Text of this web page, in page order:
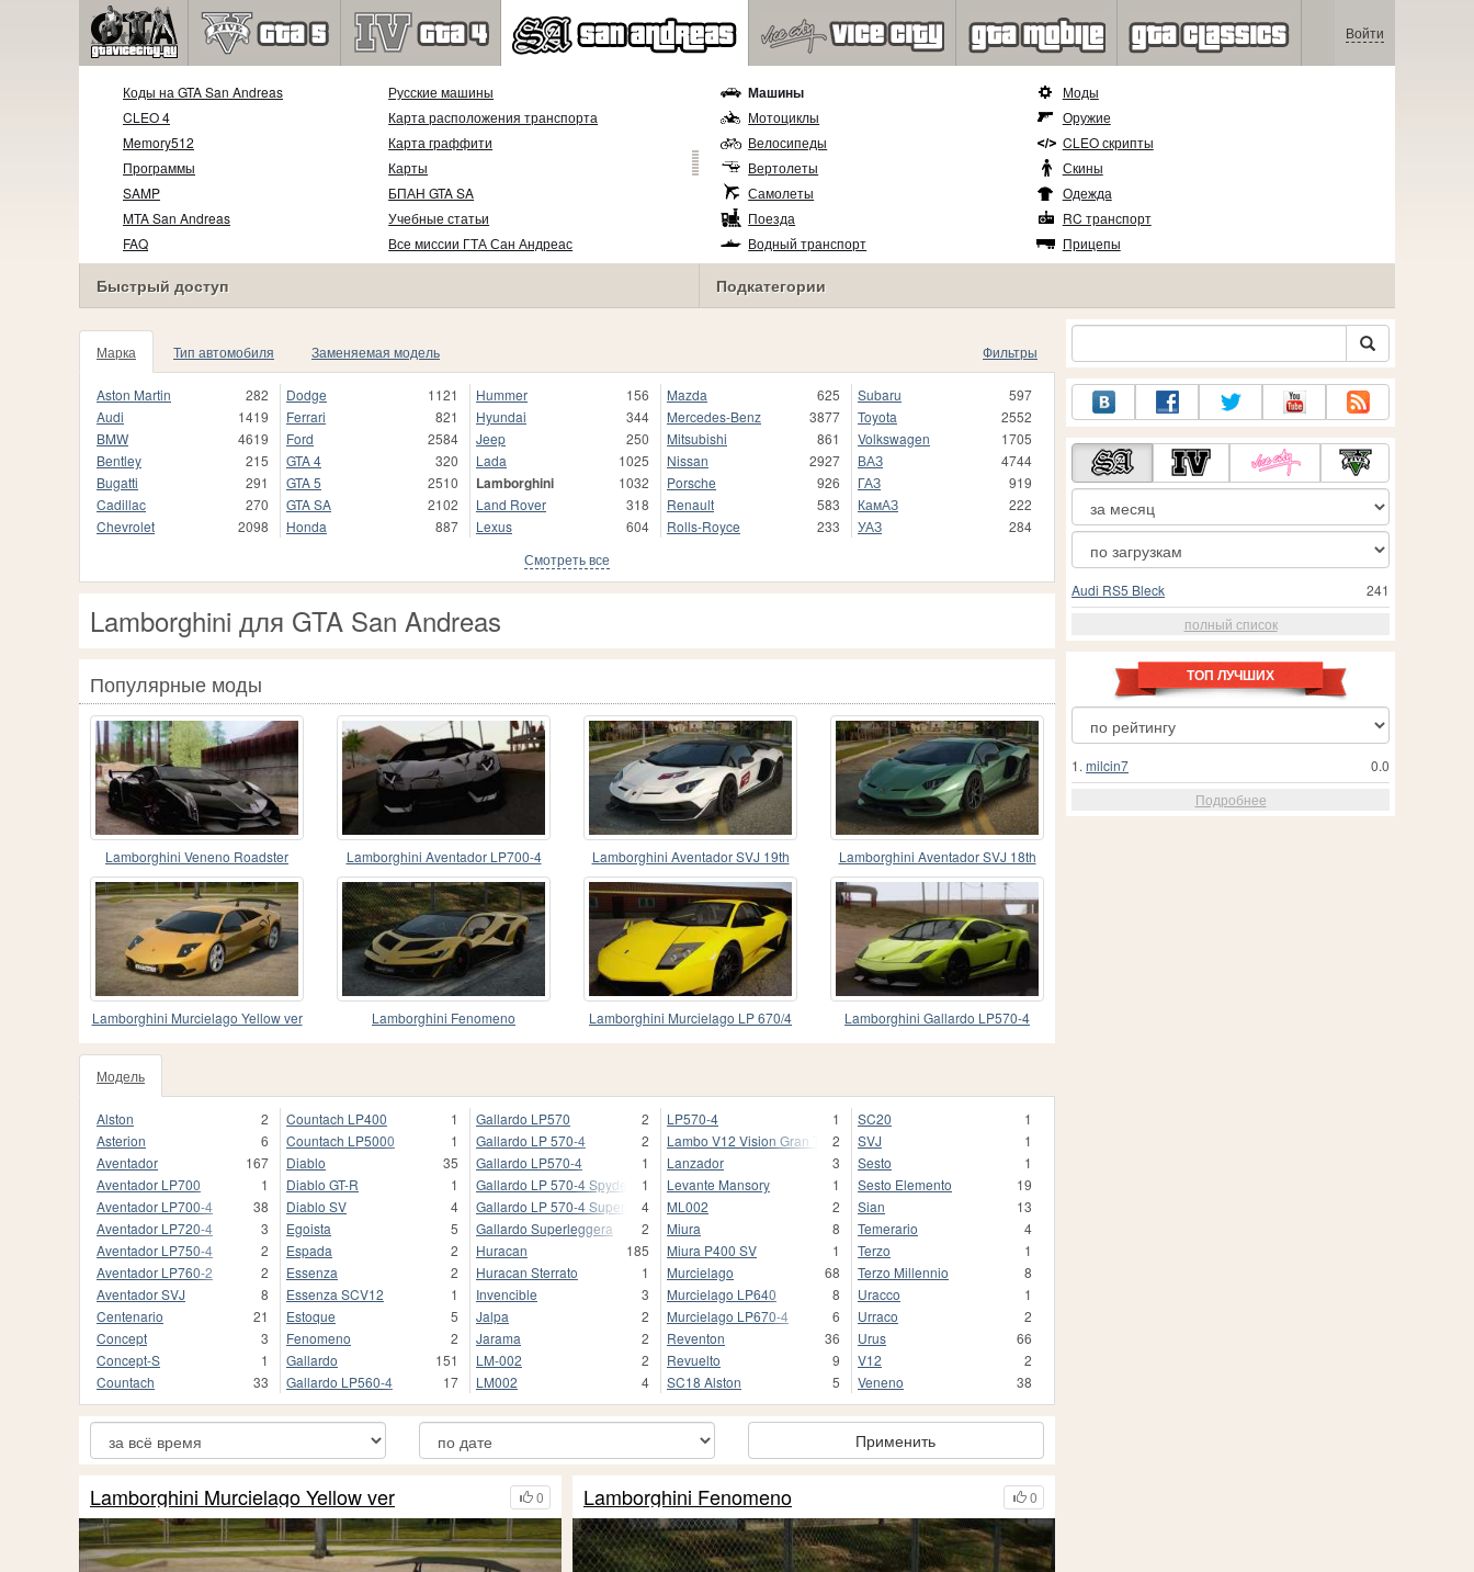
Войти
Коды на GTA San Andreas
CLEO 4
Memory512
Программы
SAMP
MTA San Andreas
FAQ
Русские машины
Карта расположения транспорта
Карта граффити
Карты
БПАН GTA SA
Учебные статьи
Все миссии ГТА Сан Андреас
Быстрый доступ
Машины
Мотоциклы
Велосипеды
Вертолеты
Самолеты
Поезда
Водный транспорт
Моды
Оружие
CLEO скрипты
Скины
Одежда
RC транспорт
Прицепы
Подкатегории
Марка Тип автомобиля Заменяемая модель Фильтры
Aston Martin
282
Audi
1419
BMW
4619
Bentley
215
Bugatti
291
Cadillac
270
Chevrolet
2098
Dodge
1121
Ferrari
821
Ford
2584
GTA 4
320
GTA 5
2510
GTA SA
2102
Honda
887
Hummer
156
Hyundai
344
Jeep
250
Lada
1025
Lamborghini
1032
Land Rover
318
Lexus
604
Mazda
625
Mercedes-Benz
3877
Mitsubishi
861
Nissan
2927
Porsche
926
Renault
583
Rolls-Royce
233
Subaru
597
Toyota
2552
Volkswagen
1705
ВАЗ
4744
ГАЗ
919
КамАЗ
222
УАЗ
284
Смотреть все
Lamborghini для GTA San Andreas
Популярные моды
Lamborghini Veneno Roadster
LP750-4 2014
Lamborghini Aventador LP700-4
2011
Lamborghini Aventador SVJ 19th Lamborghini Aventador SVJ 18th
Lamborghini Murcielago Yellow ver Lamborghini Fenomeno
Lamborghini Murcielago LP 670/4
Lamborghini Gallardo LP570-4
Модель
Alston
2
Asterion
6
Aventador
167
Aventador LP700
1
Aventador LP700-4
38
Aventador LP720-4
3
Aventador LP750-4
2
Aventador LP760-2
2
Aventador SVJ
8
Centenario
21
Concept
3
Concept-S
1
Countach
33
Countach LP400
1
Countach LP5000
1
Diablo
35
Diablo GT-R
1
Diablo SV
4
Egoista
5
Espada
2
Essenza
2
Essenza SCV12
1
Estoque
5
Fenomeno
2
Gallardo
151
Gallardo LP560-4
17
Gallardo LP570
2
Gallardo LP 570-4
2
Gallardo LP570-4
1
Gallardo LP 570-4 Spyder
1
Gallardo LP 570-4 Superleggera
4
Gallardo Superleggera
2
Huracan
185
Huracan Sterrato
1
Invencible
3
Jalpa
2
Jarama
2
LM-002
2
LM002
4
LP570-4
1
Lambo V12 Vision Gran Turismo
2
Lanzador
3
Levante Mansory
1
ML002
2
Miura
8
Miura P400 SV
1
Murcielago
68
Murcielago LP640
8
Murcielago LP670-4
6
Reventon
36
Revuelto
9
SC18 Alston
5
SC20
1
SVJ
1
Sesto
1
Sesto Elemento
19
Sian
13
Temerario
4
Terzo
1
Terzo Millennio
8
Uracco
1
Urraco
2
Urus
66
V12
2
Veneno
38
Применить
0
Lamborghini Murcielago Yellow ver 0
Lamborghini Fenomeno
241
Audi RS5 Bleck
полный список
ТОП ЛУЧШИХ
0.0
1. milcin7
Подробнее